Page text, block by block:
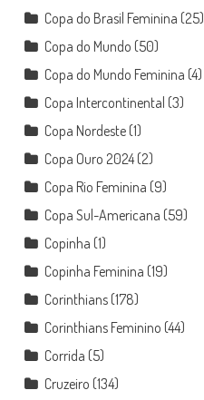
Copa do Brasil Feminina (25)
Copa do Mundo (50)
Copa do Mundo Feminina (4)
Copa Intercontinental (3)
Copa Nordeste(1)
Copa Ouro 2024(2)
Copa Rio Feminina (9)
Copa Sul-Americana (59)
Copinha (1)
Copinha Feminina (19)
Corinthians(178)
Corinthians Feminino (44)
Corrida (5)
Cruzeiro (134)